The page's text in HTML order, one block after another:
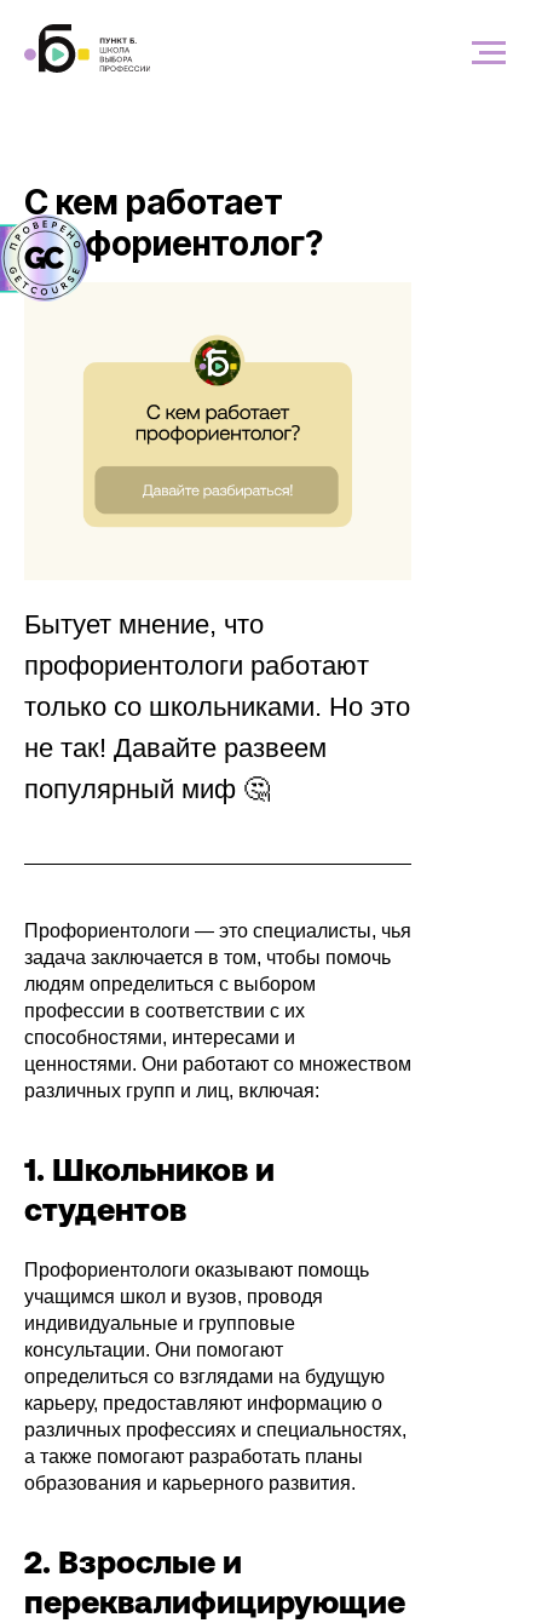
С кем работает
профориентолог?
Бытует мнение, что
профориентологи работают
только со школьниками. Но это
не так! Давайте развеем
популярный миф 🤔
Профориентологи — это специалисты, чья
задача заключается в том, чтобы помочь
людям определиться с выбором
профессии в соответствии с их
способностями, интересами и
ценностями. Они работают со множеством
различных групп и лиц, включая:
1. Школьников и
студентов
Профориентологи оказывают помощь
учащимся школ и вузов, проводя
индивидуальные и групповые
консультации. Они помогают
определиться со взглядами на будущую
карьеру, предоставляют информацию о
различных профессиях и специальностях,
а также помогают разработать планы
образования и карьерного развития.
2. Взрослые и
переквалифицирующие